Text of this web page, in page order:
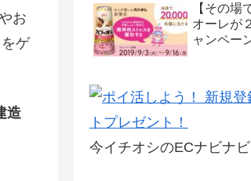
お
ゲ
造
【その場
オーレが
ャンペー
今イチオシのECナビナビ